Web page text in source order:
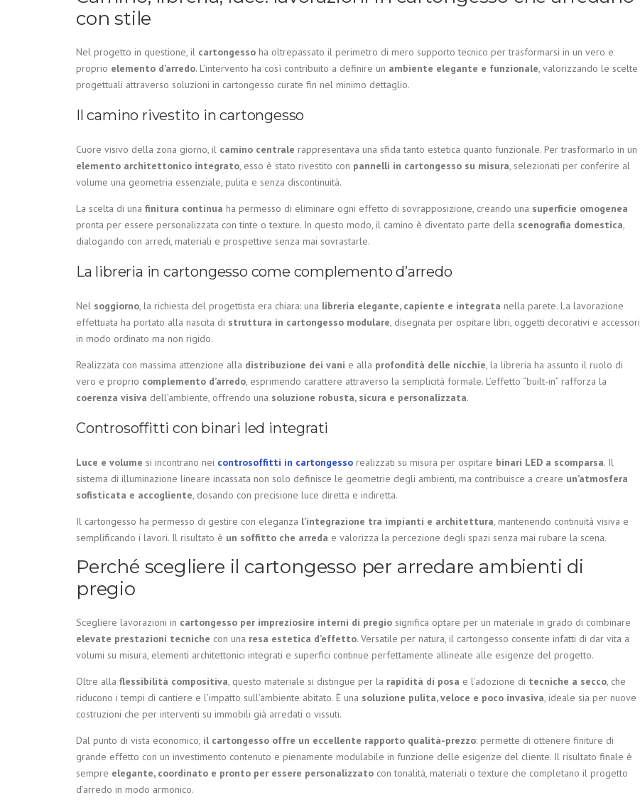
con stile
Nel progetto in questione, il cartongesso ha oltrepassato il perimetro di mero supporto tecnico per trasformarsi in un vero e
proprio elemento d’arredo. L’intervento ha così contribuito a definire un ambiente elegante e funzionale, valorizzando le scelte
progettuali attraverso soluzioni in cartongesso curate fin nel minimo dettaglio.
Il camino rivestito in cartongesso
Cuore visivo della zona giorno, il camino centrale rappresentava una sfida tanto estetica quanto funzionale. Per trasformarlo in un
elemento architettonico integrato, esso è stato rivestito con pannelli in cartongesso su misura, selezionati per conferire al
volume una geometria essenziale, pulita e senza discontinuità.
La scelta di una finitura continua ha permesso di eliminare ogni effetto di sovrapposizione, creando una superficie omogenea
pronta per essere personalizzata con tinte o texture. In questo modo, il camino è diventato parte della scenografia domestica,
dialogando con arredi, materiali e prospettive senza mai sovrastarle.
La libreria in cartongesso come complemento d’arredo
Nel soggiorno, la richiesta del progettista era chiara: una libreria elegante, capiente e integrata nella parete. La lavorazione
effettuata ha portato alla nascita di struttura in cartongesso modulare, disegnata per ospitare libri, oggetti decorativi e accessori
in modo ordinato ma non rigido.
Realizzata con massima attenzione alla distribuzione dei vani e alla profondità delle nicchie, la libreria ha assunto il ruolo di
vero e proprio complemento d’arredo, esprimendo carattere attraverso la semplicità formale. L’effetto “built-in” rafforza la
coerenza visiva dell’ambiente, offrendo una soluzione robusta, sicura e personalizzata.
Controsoffitti con binari led integrati
Luce e volume si incontrano nei controsoffitti in cartongesso realizzati su misura per ospitare binari LED a scomparsa. Il
sistema di illuminazione lineare incassata non solo definisce le geometrie degli ambienti, ma contribuisce a creare un’atmosfera
sofisticata e accogliente, dosando con precisione luce diretta e indiretta.
Il cartongesso ha permesso di gestire con eleganza l’integrazione tra impianti e architettura, mantenendo continuità visiva e
semplificando i lavori. Il risultato è un soffitto che arreda e valorizza la percezione degli spazi senza mai rubare la scena.
Perché scegliere il cartongesso per arredare ambienti di
pregio
Scegliere lavorazioni in cartongesso per impreziosire interni di pregio significa optare per un materiale in grado di combinare
elevate prestazioni tecniche con una resa estetica d’effetto. Versatile per natura, il cartongesso consente infatti di dar vita a
volumi su misura, elementi architettonici integrati e superfici continue perfettamente allineate alle esigenze del progetto.
Oltre alla flessibilità compositiva, questo materiale si distingue per la rapidità di posa e l’adozione di tecniche a secco, che
riducono i tempi di cantiere e l’impatto sull’ambiente abitato. È una soluzione pulita, veloce e poco invasiva, ideale sia per nuove
costruzioni che per interventi su immobili già arredati o vissuti.
Dal punto di vista economico, il cartongesso offre un eccellente rapporto qualità-prezzo: permette di ottenere finiture di
grande effetto con un investimento contenuto e pienamente modulabile in funzione delle esigenze del cliente. Il risultato finale è
sempre elegante, coordinato e pronto per essere personalizzato con tonalità, materiali o texture che completano il progetto
d’arredo in modo armonico.